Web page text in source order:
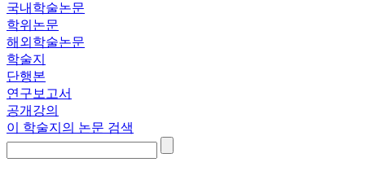
국내학술논문
학위논문
해외학술논문
학술지
단행본
연구보고서
공개강의
이 학술지의 논문 검색